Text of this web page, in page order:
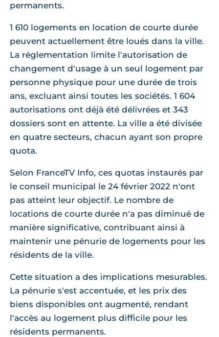
permanents.
1 610 logements en location de courte durée
peuvent actuellement être loués dans la ville.
La réglementation limite l'autorisation de
changement d'usage à un seul logement par
personne physique pour une durée de trois
ans, excluant ainsi toutes les sociétés. 1 604
autorisations ont déjà été délivrées et 343
dossiers sont en attente. La ville a été divisée
en quatre secteurs, chacun ayant son propre
quota.
Selon FranceTV Info, ces quotas instaurés par
le conseil municipal le 24 février 2022 n'ont
pas atteint leur objectif. Le nombre de
locations de courte durée n'a pas diminué de
manière significative, contribuant ainsi à
maintenir une pénurie de logements pour les
résidents de la ville.
Cette situation a des implications mesurables.
La pénurie s'est accentuée, et les prix des
biens disponibles ont augmenté, rendant
l'accès au logement plus difficile pour les
résidents permanents.